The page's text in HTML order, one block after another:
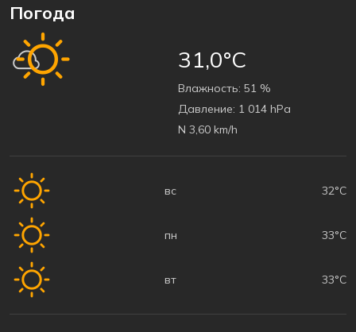
Погода
31,0°C
Bлажность: 51 %
Давление: 1 014 hPa
N 3,60 km/h
вс 32°C
пн 33°C
вт 33°C